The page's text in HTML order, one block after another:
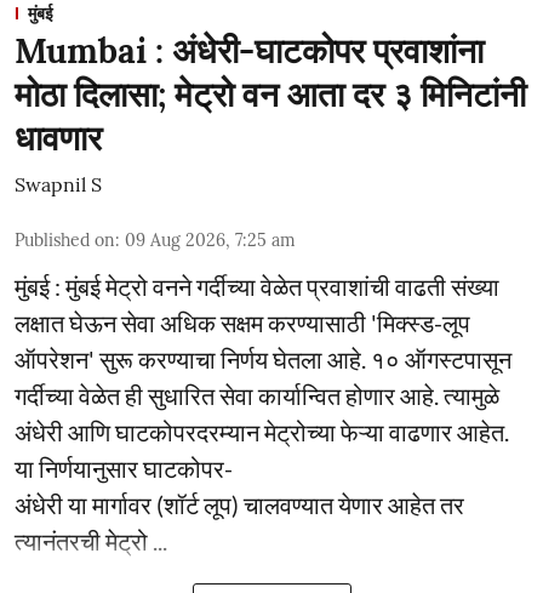
मुंबई
Mumbai : अंधेरी-घाटकोपर प्रवाशांना
मोठा दिलासा; मेट्रो वन आता दर ३ मिनिटांनी
धावणार
Swapnil S
Published on: 09 Aug 2026, 7:25 am
मुंबई : मुंबई मेट्रो वनने गर्दीच्या वेळेत प्रवाशांची वाढती संख्या
लक्षात घेऊन सेवा अधिक सक्षम करण्यासाठी 'मिक्स्ड-लूप
ऑपरेशन' सुरू करण्याचा निर्णय घेतला आहे. १० ऑगस्टपासून
गर्दीच्या वेळेत ही सुधारित सेवा कार्यान्वित होणार आहे. त्यामुळे
अंधेरी आणि घाटकोपरदरम्यान मेट्रोच्या फेऱ्या वाढणार आहेत.
या निर्णयानुसार घाटकोपर-
अंधेरी या मार्गावर (शॉर्ट लूप) चालवण्यात येणार आहेत तर
त्यानंतरची मेट्रो ...